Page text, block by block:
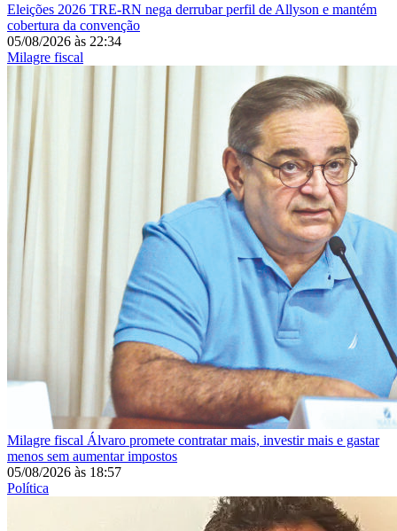
Eleições 2026 TRE-RN nega derrubar perfil de Allyson e mantém
cobertura da convenção
05/08/2026 às 22:34
Milagre fiscal
Milagre fiscal Álvaro promete contratar mais, investir mais e gastar
menos sem aumentar impostos
05/08/2026 às 18:57
Política